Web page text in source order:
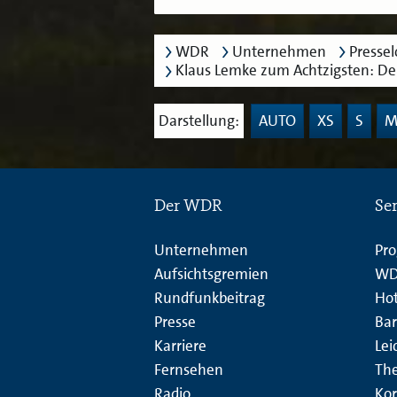
WDR Unternehmen
Klaus Lemke zum Achtzigsten:
Darstellung: AUTO XS S M
Der WDR
Unternehmen
Aufsichtsgremien
Rundfunkbeitrag
Presse
Karriere
Fernsehen